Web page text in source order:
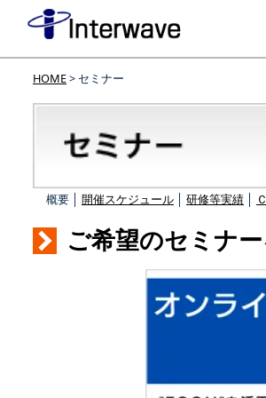
HOME> セミナー
概要 │ 開催スケジュール 研修等実績
ご希望のセミナ